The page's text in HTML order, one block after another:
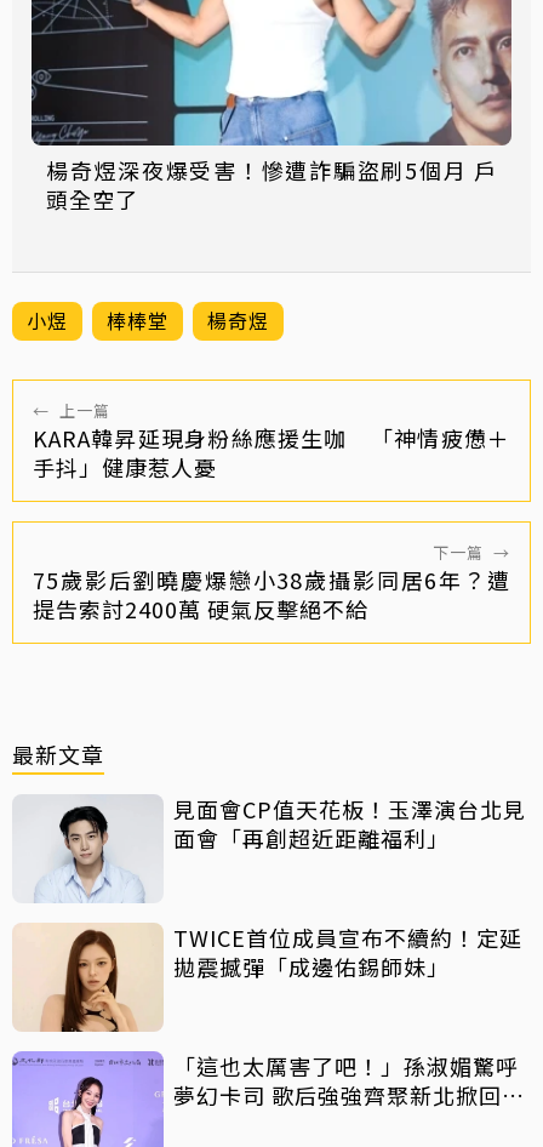
楊奇煜深夜爆受害！慘遭詐騙盜刷5個月 戶
頭全空了
小煜 棒棒堂 楊奇煜
← 上一篇
KARA韓昇延現身粉絲應援生咖 「神情疲憊＋
手抖」健康惹人憂
下一篇 →
75歲影后劉曉慶爆戀小38歲攝影同居6年？遭
提告索討2400萬 硬氣反擊絕不給
最新文章
見面會CP值天花板！玉澤演台北見
面會「再創超近距離福利」
TWICE首位成員宣布不續約！定延
拋震撼彈「成邊佑錫師妹」
「這也太厲害了吧！」孫淑媚驚呼
夢幻卡司 歌后強強齊聚新北掀回憶